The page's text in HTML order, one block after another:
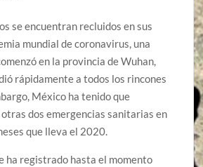
se encuentran recluidos en sus
mundial de coronavirus, una
en la provincia de Wuhan,
rápidamente a todos los rincones
México ha tenido que
dos emergencias sanitarias en
que lleva el 2020.
ha registrado hasta el momento